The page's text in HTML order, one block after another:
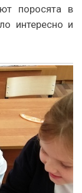
поросята в
интересно и